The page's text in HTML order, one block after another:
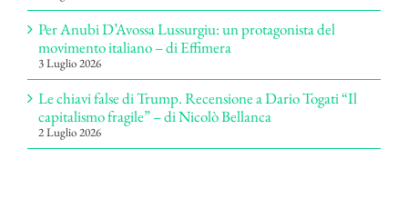
Per Anubi D’Avossa Lussurgiu: un protagonista del
movimento italiano – di Effimera
3 Luglio 2026
Le chiavi false di Trump. Recensione a Dario Togati “Il
capitalismo fragile” – di Nicolò Bellanca
2 Luglio 2026